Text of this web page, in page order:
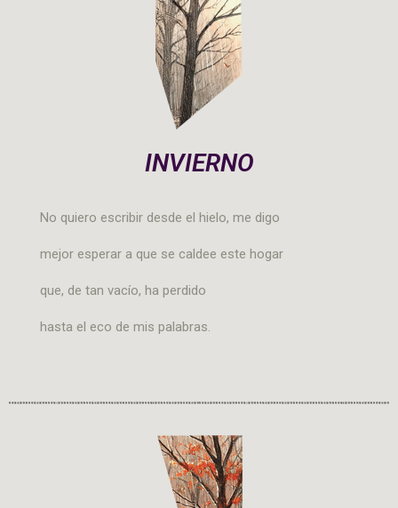
INVIERNO
No quiero escribir desde el hielo, me digo
mejor esperar a que se caldee este hogar
que, de tan vacío, ha perdido
hasta el eco de mis palabras.